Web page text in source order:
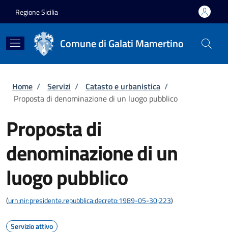
Regione Sicilia
Comune di Galati Mamertino
Briciole di pane
Home / Servizi / Catasto e urbanistica /
Proposta di denominazione di un luogo pubblico
Proposta di
denominazione di un
luogo pubblico
(urn:nir:presidente.repubblica:decreto:1989-05-30;223)
Servizio attivo